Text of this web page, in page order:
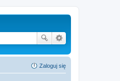
Zaloguj się